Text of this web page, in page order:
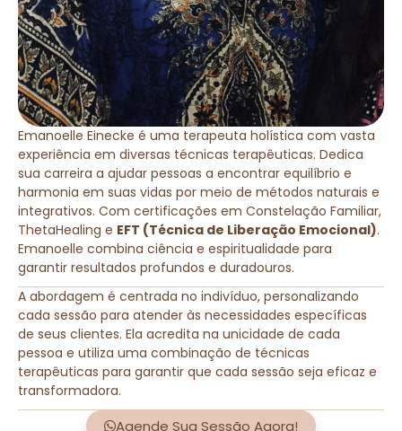
Emanoelle Einecke é uma terapeuta holística com vasta
experiência em diversas técnicas terapêuticas. Dedica
sua carreira a ajudar pessoas a encontrar equilíbrio e
harmonia em suas vidas por meio de métodos naturais e
integrativos. Com certificações em Constelação Familiar,
ThetaHealing e EFT (Técnica de Liberação Emocional).
Emanoelle combina ciência e espiritualidade para
garantir resultados profundos e duradouros.
A abordagem é centrada no indivíduo, personalizando
cada sessão para atender às necessidades específicas
de seus clientes. Ela acredita na unicidade de cada
pessoa e utiliza uma combinação de técnicas
terapêuticas para garantir que cada sessão seja eficaz e
transformadora.
Agende Sua Sessão Agora!